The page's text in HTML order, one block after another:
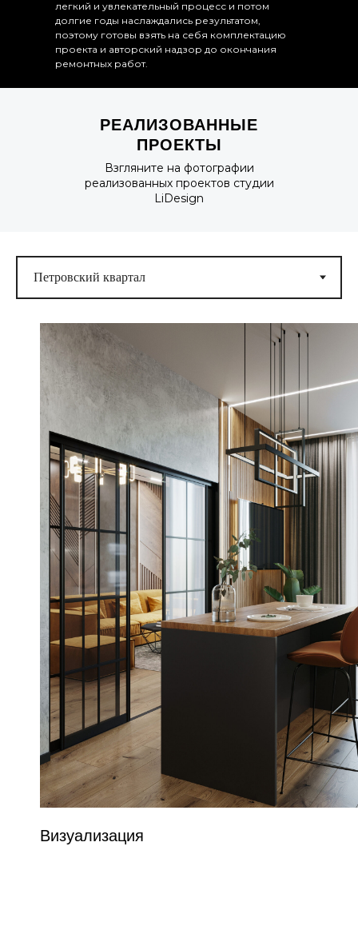
легкий и увлекательный процесс и потом
долгие годы наслаждались результатом,
поэтому готовы взять на себя комплектацию
проекта и авторский надзор до окончания
ремонтных работ.
РЕАЛИЗОВАННЫЕ
ПРОЕКТЫ
Взгляните на фотографии
реализованных проектов студии
LiDesign
Визуализация